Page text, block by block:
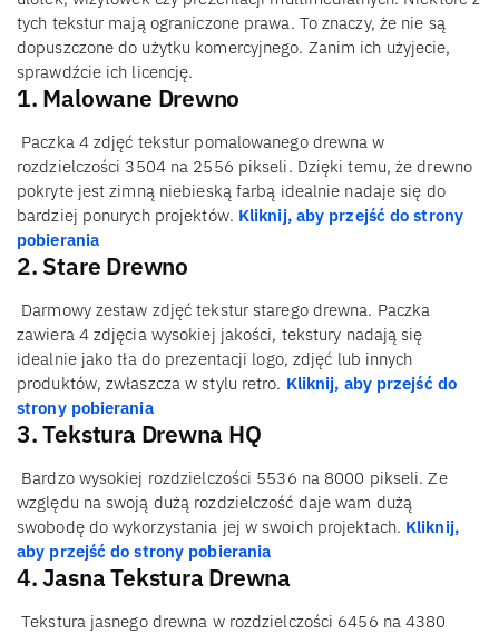
tych tekstur mają ograniczone prawa. To znaczy, że nie są
dopuszczone do użytku komercyjnego. Zanim ich użyjecie,
sprawdźcie ich licencję.
1. Malowane Drewno
Paczka 4 zdjęć tekstur pomalowanego drewna w
rozdzielczości 3504 na 2556 pikseli. Dzięki temu, że drewno
pokryte jest zimną niebieską farbą idealnie nadaje się do
bardziej ponurych projektów. Kliknij, aby przejść do strony
pobierania
2. Stare Drewno
Darmowy zestaw zdjęć tekstur starego drewna. Paczka
zawiera 4 zdjęcia wysokiej jakości, tekstury nadają się
idealnie jako tła do prezentacji logo, zdjęć lub innych
produktów, zwłaszcza w stylu retro. Kliknij, aby przejść do
strony pobierania
3. Tekstura Drewna HQ
Bardzo wysokiej rozdzielczości 5536 na 8000 pikseli. Ze
względu na swoją dużą rozdzielczość daje wam dużą
swobodę do wykorzystania jej w swoich projektach. Kliknij,
aby przejść do strony pobierania
4. Jasna Tekstura Drewna
Tekstura jasnego drewna w rozdzielczości 6456 na 4380